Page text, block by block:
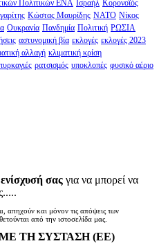
Πολιτικών ΕΝΑ Ισραήλ Κορονοϊός
Κώστας Μαυρίδης ΝΑΤΟ Νίκος
Ουκρανία Πανδημία Πολιτική ΡΩΣΙΑ
αστυνομική βία εκλογές εκλογές 2023
αλλαγή κλιματική κρίση
ρατσισμός υποκλοπές φυσικό αέριο
σας για να μπορεί να
απηχούν και μόνον τις απόψεις των
από την ιστοσελίδα μας.
ΤΗ ΣΥΣΤΑΣΗ (ΕΕ)